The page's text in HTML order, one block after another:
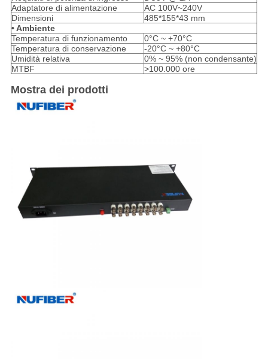
Adaptatore di alimentazione
AC 100V~240V
Dimensioni
485*155*43 mm
• Ambiente
Temperatura di funzionamento
0°C ~ +70°C
Temperatura di conservazione
-20°C ~ +80°C
Umidità relativa
0% ~ 95% (non condensante)
MTBF
>100.000 ore
Mostra dei prodotti